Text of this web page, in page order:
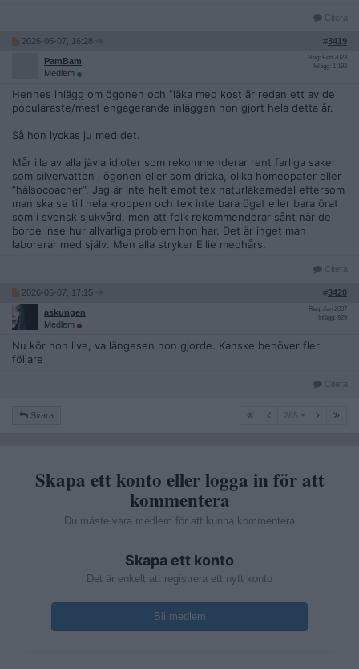
Citera
2026-06-07, 16:28 #3419
PamBam
Medlem
Reg: Feb 2023
Inlägg: 1 193
Hennes inlägg om ögonen och ”läka med kost är redan ett av de
populäraste/mest engagerande inläggen hon gjort hela detta år.
Så hon lyckas ju med det.
Mår illa av alla jävla idioter som rekommenderar rent farliga saker
som silvervatten i ögonen eller som dricka, olika homeopater eller
”hälsocoacher”. Jag är inte helt emot tex naturläkemedel eftersom
man ska se till hela kroppen och tex inte bara ögat eller bara örat
som i svensk sjukvård, men att folk rekommenderar sånt när de
borde inse hur allvarliga problem hon har. Det är inget man
laborerar med själv. Men alla stryker Ellie medhårs.
Citera
2026-06-07, 17:15 #3420
askungen
Medlem
Reg: Jan 2007
Inlägg: 929
Nu kör hon live, va längesen hon gjorde. Kanske behöver fler
följare
Citera
Svara 285 285
Skapa ett konto eller logga in för att
kommentera
Du måste vara medlem för att kunna kommentera
Skapa ett konto
Det är enkelt att registrera ett nytt konto
Bli medlem